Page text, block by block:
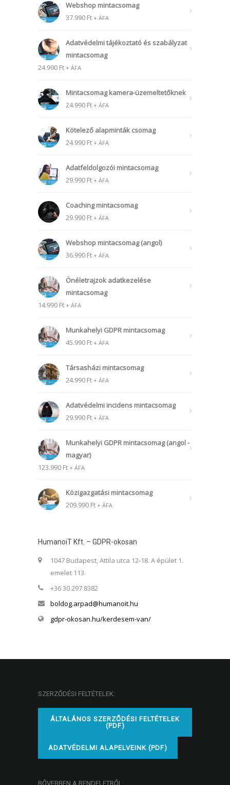
Webshop mintacsomag
37.990 Ft + ÁFA
Adatvédelmi tájékoztató és szabályzat
mintacsomag
24.990 Ft + ÁFA
Mintacsomag kamera-üzemeltetőknek
24.990 Ft + ÁFA
Kötelező alapminták csomag
24.990 Ft + ÁFA
Adatfeldolgozói mintacsomag
29.990 Ft + ÁFA
Coaching mintacsomag
29.990 Ft + ÁFA
Webshop mintacsomag (angol)
36.990 Ft + ÁFA
Önéletrajzok adatkezelése
mintacsomag
14.990 Ft + ÁFA
Munkahelyi GDPR mintacsomag
45.990 Ft + ÁFA
Társasházi mintacsomag
24.990 Ft + ÁFA
Adatvédelmi incidens mintacsomag
29.990 Ft + ÁFA
Munkahelyi GDPR mintacsomag (angol -
magyar)
123.990 Ft + ÁFA
Közigazgatási mintacsomag
209.990 Ft + ÁFA
HumanoiT Kft. – GDPR-okosan
1047 Budapest, Attila utca 12-18. A épület 1.
emelet 113.
+36 30 297 8382
boldog.arpad@humanoit.hu
gdpr-okosan.hu/kerdesem-van/
SZERZŐDÉSI FELTÉTELEK:
ÁLTALÁNOS SZERZŐDÉSI FELTÉTELEK
(PDF)
ADATVÉDELMI ALAPELVEINK (PDF)
BŐVEBBEN A RENDELETRŐL: